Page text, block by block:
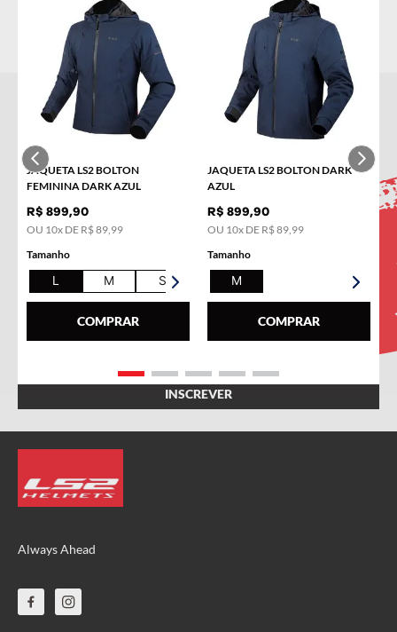
JAQUETA LS2 BOLTON
FEMININA DARK AZUL
R$ 899,90
OU 10x DE R$89 99
Tamanho
L M S
COMPRAR
JAQUETA LS2 BOLTON DARK
AZUL
R$ 899,90
OU 10x DE R$89 99
Tamanho
M
COMPRAR
INSCREVA-SE NA NOSSA
NEWSLETTER!
Receba novidades e promoções por e-mail e seja avisado
Nome
E-mail
Always Ahead